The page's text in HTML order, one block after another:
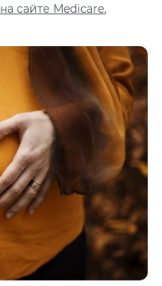
на сайте Medicare.